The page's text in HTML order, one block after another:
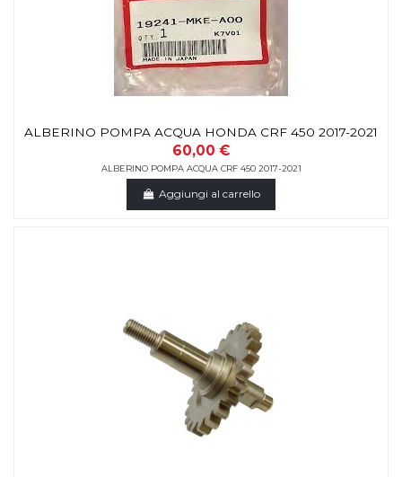
ALBERINO POMPA ACQUA HONDA CRF 450 2017-2021
60,00 €
ALBERINO POMPA ACQUA CRF 450 2017-2021
Aggiungi al carrello